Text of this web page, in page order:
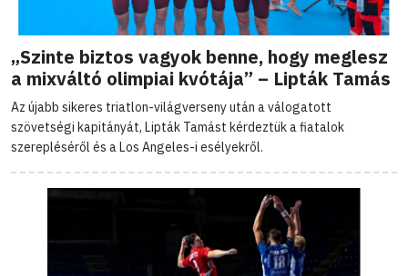
„Szinte biztos vagyok benne, hogy meglesz
a mixváltó olimpiai kvótája” – Lipták Tamás
Az újabb sikeres triatlon-világverseny után a válogatott
szövetségi kapitányát, Lipták Tamást kérdeztük a fiatalok
szerepléséről és a Los Angeles-i esélyekről.